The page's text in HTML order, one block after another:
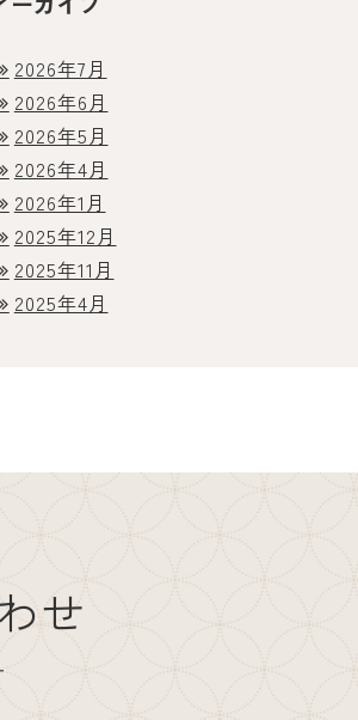
2026年7月
2026年6月
2026年5月
2026年4月
2026年1月
2025年12月
2025年11月
2025年4月
せ